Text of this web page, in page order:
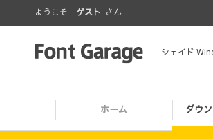
ようこそ ゲスト さん
ホーム ダウ